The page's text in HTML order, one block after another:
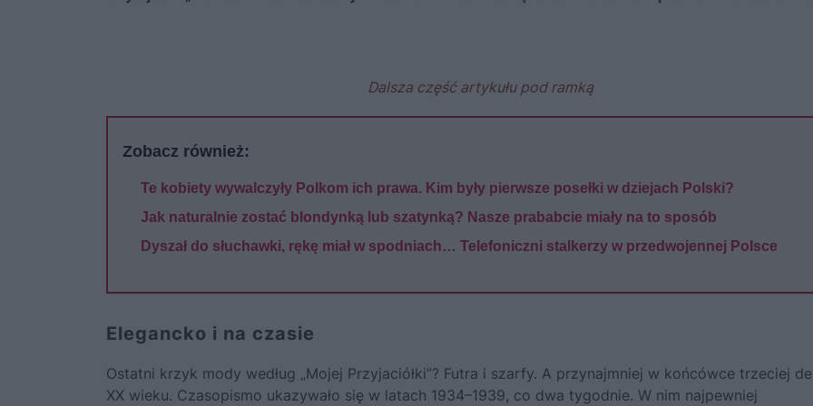
Dalsza część artykułu pod ramką
Zobacz również:
Te kobiety wywalczyły Polkom ich prawa. Kim były pierwsze posełki w dziejach Polski?
Jak naturalnie zostać blondynką lub szatynką? Nasze prababcie miały na to sposób
Dyszał do słuchawki, rękę miał w spodniach… Telefoniczni stalkerzy w przedwojennej Polsce
Elegancko i na czasie
Ostatni krzyk mody według „Mojej Przyjaciółki”? Futra i szarfy. A przynajmniej w końcówce trzeciej
XX wieku. Czasopismo ukazywało się w latach 1934–1939, co dwa tygodnie. W nim najpewniej